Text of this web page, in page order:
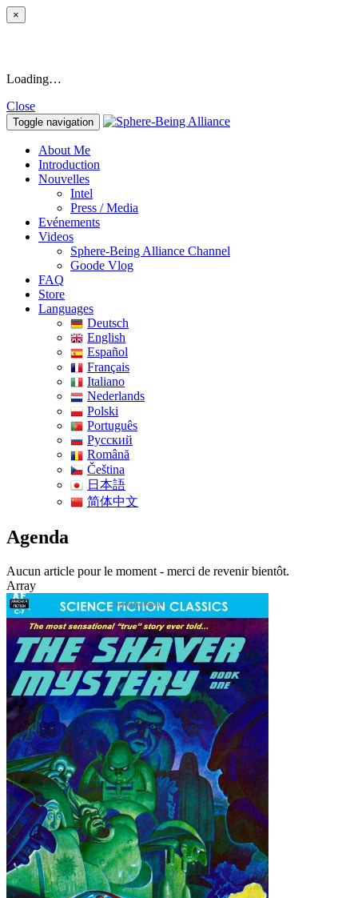
×
Loading…
Close
Toggle navigation
About Me
Introduction
Nouvelles
Intel
Press / Media
Evénements
Videos
Sphere-Being Alliance Channel
Goode Vlog
FAQ
Store
Languages
Deutsch
English
Español
Français
Italiano
Nederlands
Polski
Português
Pусский
Română
Čeština
日本語
简体中文
Agenda
Aucun article pour le moment - merci de revenir bientôt.
Array